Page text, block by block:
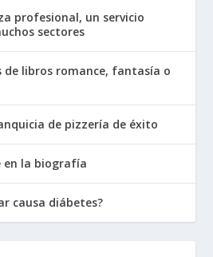
profesional, un servicio
sectores
de libros romance, fantasía o
de pizzería de éxito
en la biografía
causa diábetes?